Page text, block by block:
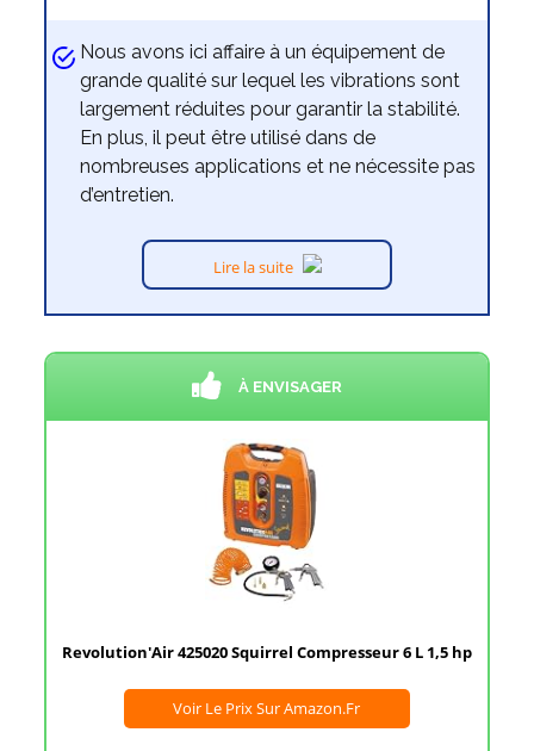
Nous avons ici affaire à un équipement de
grande qualité sur lequel les vibrations sont
largement réduites pour garantir la stabilité.
En plus, il peut être utilisé dans de
nombreuses applications et ne nécessite pas
d’entretien.
Lire la suite
À ENVISAGER
Revolution'Air 425020 Squirrel Compresseur 6 L 1,5 hp
Voir Le Prix Sur Amazon.fr